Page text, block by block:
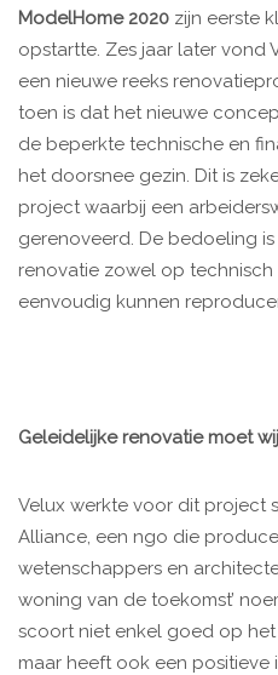
ModelHome 2020 zijn eerste
opstartte. Zes jaar later vond
een nieuwe reeks
toen is dat het nieuwe
de beperkte technische en
het doorsnee gezin. Dit is
project waarbij een
gerenoveerd. De bedoeling
renovatie zowel op
eenvoudig kunnen
Geleidelijke renovatie moet
Velux werkte voor dit project
Alliance, een ngo die
wetenschappers en
woning van de toekomst’
scoort niet enkel goed op
maar heeft ook een